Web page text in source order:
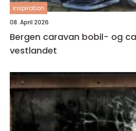
inspiration
08. April 2026
Bergen caravan bobil- og campingglede på
vestlandet